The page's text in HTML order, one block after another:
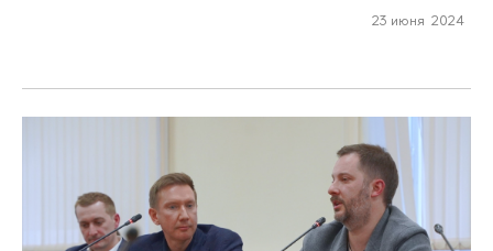
23 июня 2024